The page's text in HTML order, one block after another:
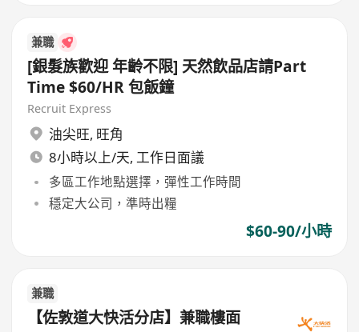
兼職
[銀髮族歡迎 年齡不限] 天然飲品店請Part
Time $60/HR 包飯鐘
Recruit Express
油尖旺, 旺角
8小時以上/天, 工作日面議
多區工作地點選擇，彈性工作時間
穩定大公司，準時出糧
$60-90/小時
兼職
【佐敦道大快活分店】兼職樓面